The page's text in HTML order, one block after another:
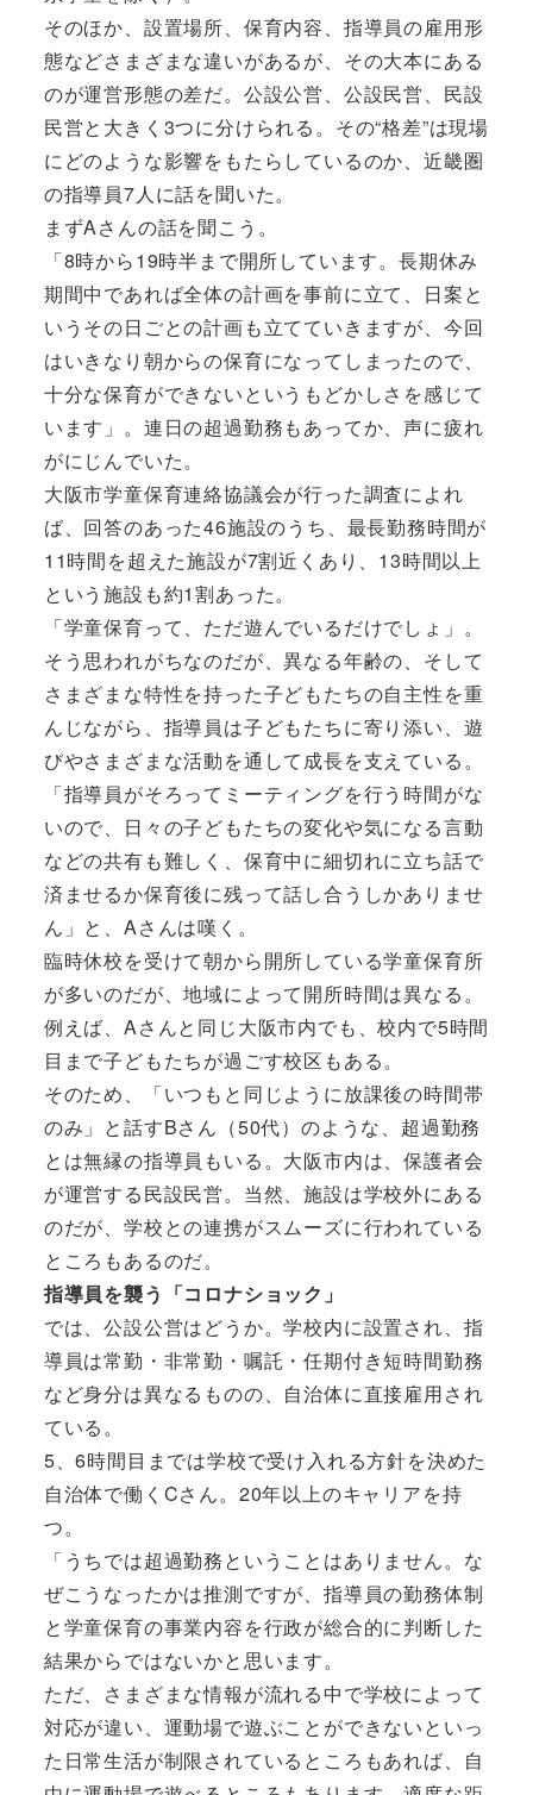
そのほか、設置場所、保育内容、指導員の雇用形
態などさまざまな違いがあるが、その大本にある
のが運営形態の差だ。公設公営、公設民営、民設
民営と大きく3つに分けられる。その“格差”は現場
にどのような影響をもたらしているのか、近畿圏
の指導員7人に話を聞いた。
まずAさんの話を聞こう。
「8時から19時半まで開所しています。長期休み
期間中であれば全体の計画を事前に立て、日案と
いうその日ごとの計画も立てていきますが、今回
はいきなり朝からの保育になってしまったので、
十分な保育ができないというもどかしさを感じて
います」。連日の超過勤務もあってか、声に疲れ
がにじんでいた。
大阪市学童保育連絡協議会が行った調査によれ
ば、回答のあった46施設のうち、最長勤務時間が
11時間を超えた施設が7割近くあり、13時間以上
という施設も約1割あった。
「学童保育って、ただ遊んでいるだけでしょ」。
そう思われがちなのだが、異なる年齢の、そして
さまざまな特性を持った子どもたちの自主性を重
んじながら、指導員は子どもたちに寄り添い、遊
びやさまざまな活動を通して成長を支えている。
「指導員がそろってミーティングを行う時間がな
いので、日々の子どもたちの変化や気になる言動
などの共有も難しく、保育中に細切れに立ち話で
済ませるか保育後に残って話し合うしかありませ
ん」と、Aさんは嘆く。
臨時休校を受けて朝から開所している学童保育所
が多いのだが、地域によって開所時間は異なる。
例えば、Aさんと同じ大阪市内でも、校内で5時間
目まで子どもたちが過ごす校区もある。
そのため、「いつもと同じように放課後の時間帯
のみ」と話すBさん（50代）のような、超過勤務
とは無縁の指導員もいる。大阪市内は、保護者会
が運営する民設民営。当然、施設は学校外にある
のだが、学校との連携がスムーズに行われている
ところもあるのだ。
指導員を襲う「コロナショック」
では、公設公営はどうか。学校内に設置され、指
導員は常勤・非常勤・嘱託・任期付き短時間勤務
など身分は異なるものの、自治体に直接雇用され
ている。
5、6時間目までは学校で受け入れる方針を決めた
自治体で働くCさん。20年以上のキャリアを持
つ。
「うちでは超過勤務ということはありません。な
ぜこうなったかは推測ですが、指導員の勤務体制
と学童保育の事業内容を行政が総合的に判断した
結果からではないかと思います。
ただ、さまざまな情報が流れる中で学校によって
対応が違い、運動場で遊ぶことができないといっ
た日常生活が制限されているところもあれば、自